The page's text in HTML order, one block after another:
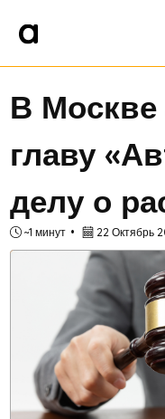
В Москве
главу
делу о
~1 минут 22 Октябрь